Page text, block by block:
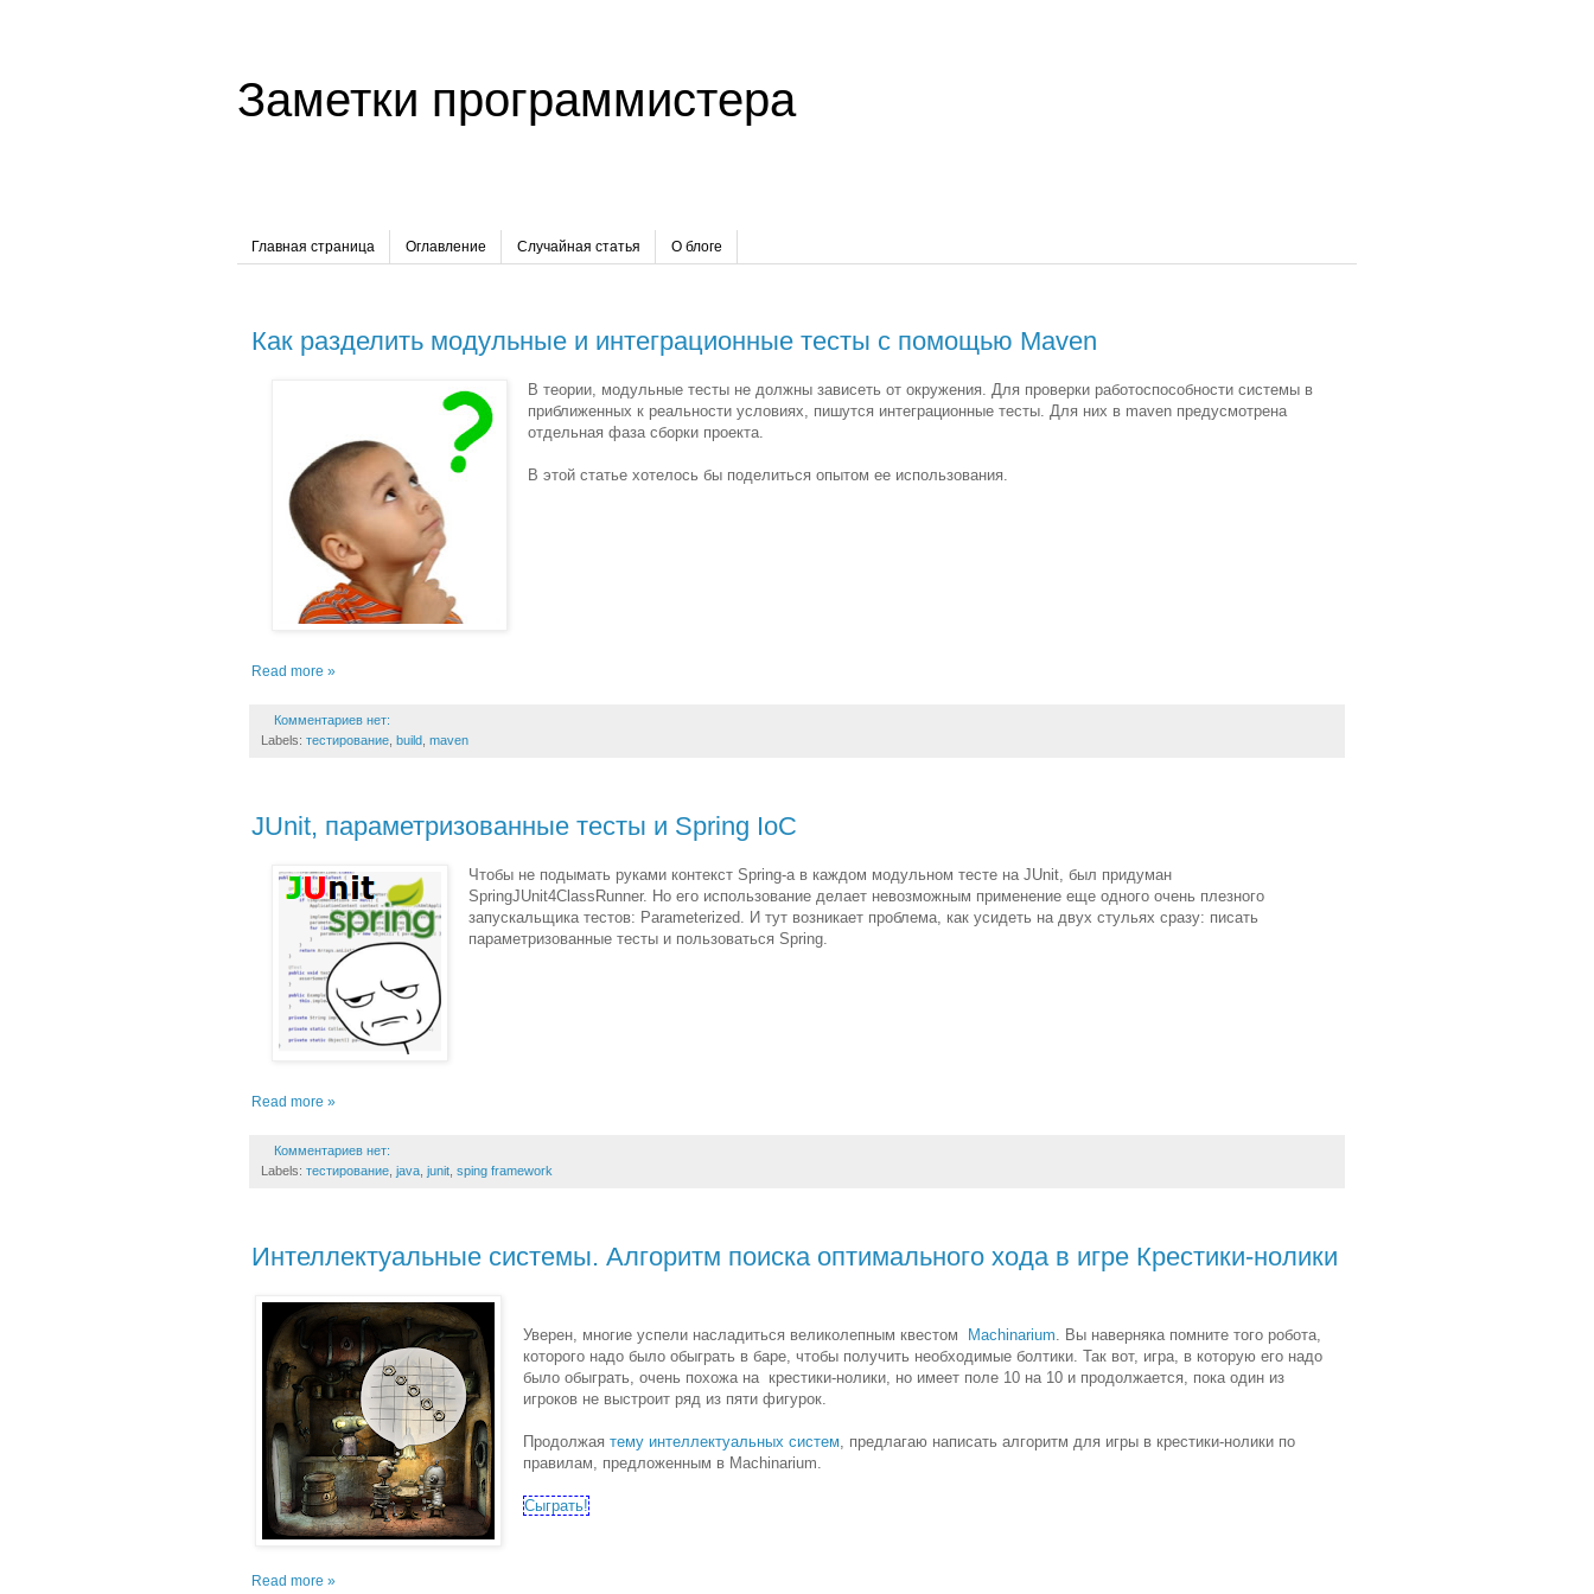
Заметки программистера
Главная страница Оглавление Случайная статья О блоге
Как разделить модульные и интеграционные тесты с помощью Maven
В теории, модульные тесты не должны зависеть от окружения. Для проверки работоспособности системы в
приближенных к реальности условиях, пишутся интеграционные тесты. Для них в maven предусмотрена
отдельная фаза сборки проекта.
В этой статье хотелось бы поделиться опытом ее использования.
Read more »
Комментариев нет:
Labels: тестирование build maven
JUnit, параметризованные тесты и Spring IoC
Чтобы не подымать руками контекст Spring-а в каждом модульном тесте на JUnit, был придуман
SpringJUnit4ClassRunner. Но его использование делает невозможным применение еще одного очень плезного
запускальщика тестов: Parameterized. И тут возникает проблема, как усидеть на двух стульях сразу: писать
параметризованные тесты и пользоваться Spring.
Read more »
Комментариев нет:
Labels: тестирование java junit sping framework
Интеллектуальные системы. Алгоритм поиска оптимального хода в игре Крестики-нолики
Уверен, многие успели насладиться великолепным квестом Machinarium. Вы наверняка помните того робота,
которого надо было обыграть в баре, чтобы получить необходимые болтики. Так вот, игра, в которую его надо
было обыграть, очень похожа на крестики-нолики, но имеет поле 10 на 10 и продолжается, пока один из
игроков не выстроит ряд из пяти фигурок.
Продолжая тему интеллектуальных систем, предлагаю написать алгоритм для игры в крестики-нолики по
правилам, предложенным в Machinarium.
Сыграть!
Read more »